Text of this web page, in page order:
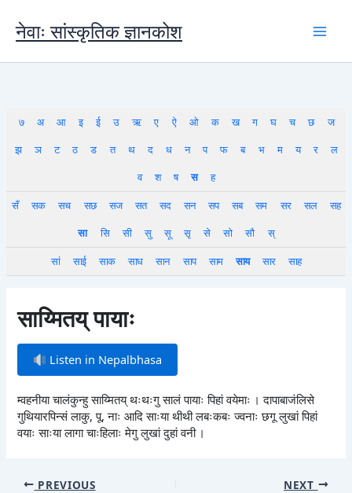
content
नेवाः सांस्कृतिक ज्ञानकोश
७ अ आ इ ई उ ऋ ए ऐ ओ क ख ग घ च छ
ज
झ
ञ ट ठ ड त थ द ध न प फ ब भ म य र
ल
व
श ष स
ह
सँ
सक सच सछ सज सत सद सन सप सब सम सर सल
सह
सा
सि सी सु सू सृ से सो सौ
स्
सां
साई साक साध सान साप साम साय सार साह
साय्मितय् पायाः
Listen in Nepalbhasa
म्वहनीया चालंकुन्हु साय्मितय् थःथःगु सालं पायाः पिहां वयेमाः । दापाबाजंलिसे
गुथियारपिन्सं लाकु, पू, नाः आदि साःया थीथी लबःकबः ज्वनाः छगू लुखां पिहां
वयाः साःया लागा चाःहिलाः मेगु लुखां दुहां वनी ।
PREVIOUS NEXT